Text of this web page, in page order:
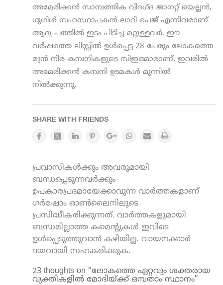
അമേരിക്കന്‍ സാമ്പത്തിക വിദഗ്ദ ജാനറ്റ് യെല്ലന്‍,
ഗൂഗിള്‍ സഹസ്ഥാപകന്‍ ലാറി പെജ് എന്നിവരാണ്
ആദ്യ പത്തില്‍ ഇടം പിടിച്ച മറ്റുള്ളവര്‍. ഈ
വര്‍ഷത്തെ ലിസ്റ്റില്‍ ഉള്‍പ്പെട്ട 28 പേരും ലോകത്തെ
മുന്‍ നിര കമ്പനികളുടെ സിഇഒമാരാണ്. ഇവരില്‍
അമേരിക്കന്‍ കമ്പനി ഉടമകള്‍ മുന്നില്‍
നില്‍ക്കുന്നു.
SHARE WITH FRIENDS
പ്രവാസികൾക്കും അവരുമായി
ബന്ധപ്പെടുന്നവർക്കും
ഉപകാരപ്രദമായേക്കാവുന്ന വാർത്തകളാണ്
ഗർഷോം ഓൺലൈനിലൂടെ
പ്രസിദ്ധീകരിക്കുന്നത്. വാർത്തകളുമായി
ബന്ധമില്ലാത്ത കമെന്റുകൾ ഇവിടെ
ഉൾപ്പെടുത്തുവാൻ കഴിയില്ല. വായനക്കാർ
ദയവായി സഹകരിക്കുക.
23 thoughts on “ലോകത്തെ ഏറ്റവും ശക്തരായ
വ്യക്തികളില്‍ മോദിയ്ക്ക് ഒമ്പതാം സ്ഥാനം”